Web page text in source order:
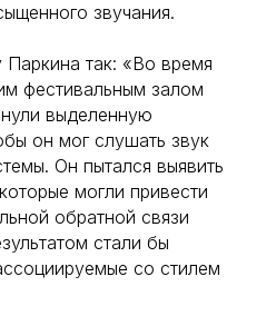
звучания.
Паркина так: «Во время
фестивальным залом
выделенную
он мог слушать звук
Он пытался выявить
могли привести
обратной связи
стали бы
со стилем